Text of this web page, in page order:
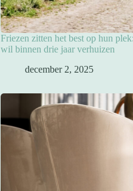
Friezen zitten het best op hun
wil binnen drie jaar verhuizen
december 2, 2025